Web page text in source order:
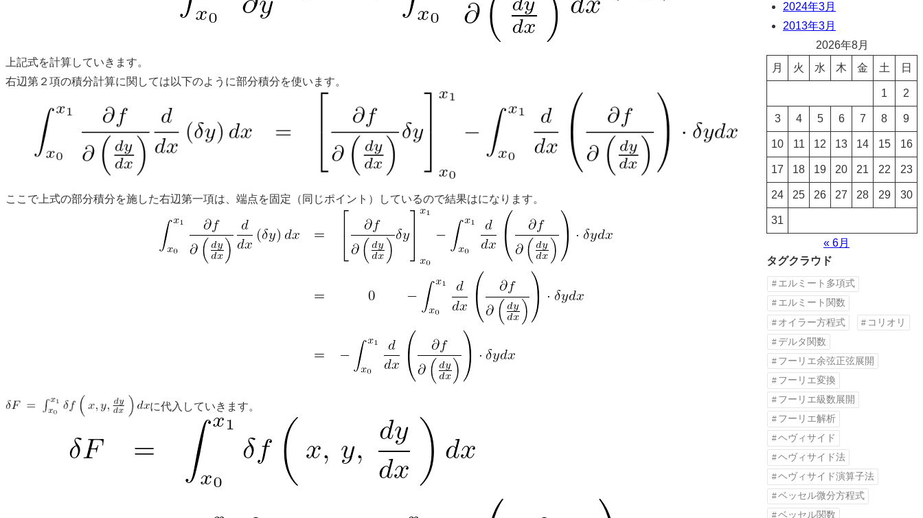
上記式を計算していきます。
右辺第２項の積分計算に関しては以下のように部分積分を使います。
ここで上式の部分積分を施した右辺第一項は、端点を固定（同じポイント）しているので結果はになります。
に代入していきます。
2024年3月
2013年3月
2026年8月
月
火 水 木 金 土 日
1 2
3 4 5 6 7 8 9
10 11 12 13 14 15 16
17 18 19 20 21 22 23
24 25 26 27 28 29 30
31
« 6月
タグクラウド
エルミート多項式
エルミート関数
オイラー方程式
コリオリ
デルタ関数
フーリエ余弦正弦展開
フーリエ変換
フーリエ級数展開
フーリエ解析
ヘヴィサイド
ヘヴィサイド法
ヘヴィサイド演算子法
ベッセル微分方程式
ベッセル関数